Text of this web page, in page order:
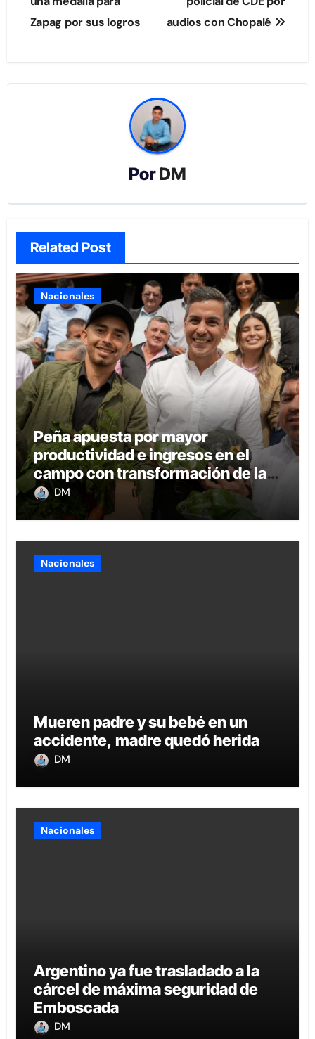
entradas
Zapag por sus logros
audios con Chopalé
PorDM
Related Post
Nacionales
Peña apuesta por mayor
productividad e ingresos en el
campo con transformación de la
agricultura familiar
DM
Nacionales
Mueren padre y su bebé en un
accidente, madre quedó herida
DM
Nacionales
Argentino ya fue trasladado a la
cárcel de máxima seguridad de
Emboscada
DM